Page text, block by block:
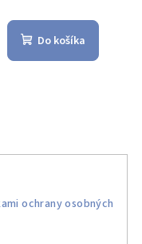
Do košíka
ochrany osobných